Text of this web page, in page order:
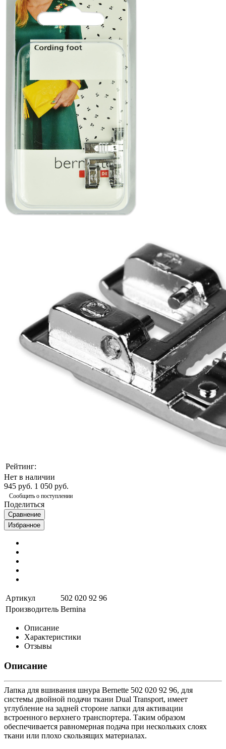
Рейтинг:
Нет в наличии
945 руб. 1 050 руб.
Сообщить о поступлении
Поделиться
Сравнение
Избранное
Артикул
502 020 92 96
Производитель Bernina
Описание
Характеристики
Отзывы
Описание
Лапка для вшивания шнура Bernette 502 020 92 96, для
системы двойной подачи ткани Dual Transport, имеет
углубление на задней стороне лапки для активации
встроенного верхнего транспортера. Таким образом
обеспечивается равномерная подача при нескольких слоях
ткани или плохо скользящих материалах.